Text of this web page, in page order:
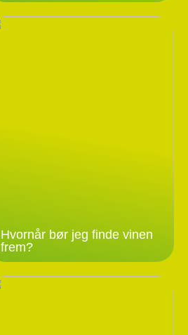
Hvornår bør jeg finde vinen
frem?